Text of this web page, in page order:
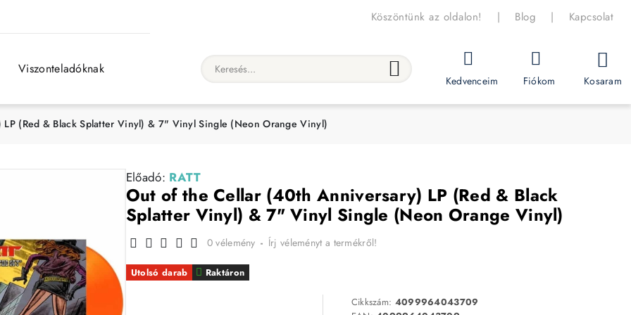
Köszöntünk az oldalon! | Blog | Kapcsolat
Viszonteladóknak Keresés...
Kedvenceim Fiókom Kosaram
(Red & Black Splatter Vinyl) & 7" Vinyl Single (Neon Orange Vinyl)
Előadó: RATT
Out of the Cellar (40th Anniversary) LP (Red & Black
Splatter Vinyl) & 7" Vinyl Single (Neon Orange Vinyl)
Raktáron
Utolsó darab
0 vélemény - Írj véleményt a termékről!
Cikkszám: 4099964043709